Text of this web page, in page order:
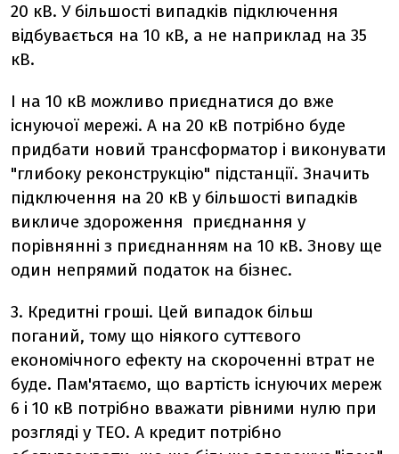
20 кВ. У більшості випадків підключення
відбувається на 10 кВ, а не наприклад на 35
кВ.
І на 10 кВ можливо приєднатися до вже
існуючої мережі. А на 20 кВ потрібно буде
придбати новий трансформатор і виконувати
"глибоку реконструкцію" підстанції. Значить
підключення на 20 кВ у більшості випадків
викличе здороження приєднання у
порівнянні з приєднанням на 10 кВ. Знову ще
один непрямий податок на бізнес.
3. Кредитні гроші. Цей випадок більш
поганий, тому що ніякого суттєвого
економічного ефекту на скороченні втрат не
буде. Пам'ятаємо, що вартість існуючих мереж
6 і 10 кВ потрібно вважати рівними нулю при
розгляді у ТЕО. А кредит потрібно